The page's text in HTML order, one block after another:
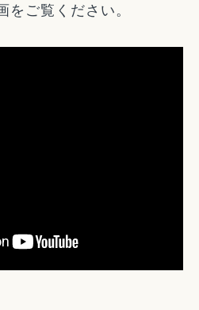
をご覧ください。